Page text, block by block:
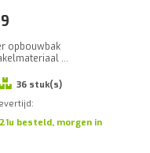
opbouwbak
...
36 stuk(s)
besteld, morgen in